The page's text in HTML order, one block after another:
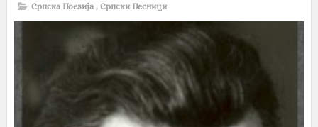
Српска Поезија , Српски Песници